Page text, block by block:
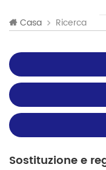
Casa Ricerca